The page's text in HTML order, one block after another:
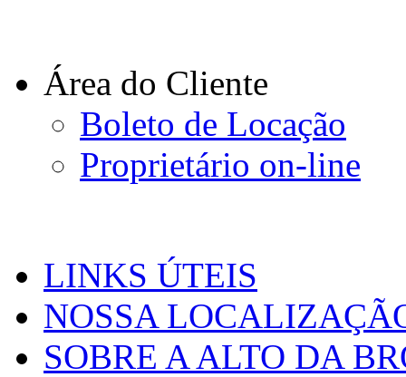
Área do Cliente
Boleto de Locação
Proprietário on-line
LINKS ÚTEIS
NOSSA
SOBRE A ALTO DA